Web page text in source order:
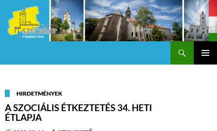
HIRDETMÉNYEK
A SZOCIÁLIS ÉTKEZTETÉS 34. HETI
ÉTLAPJA